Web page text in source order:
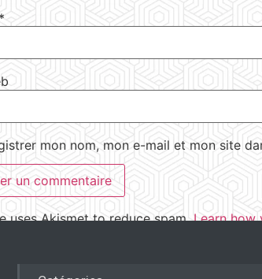
*
mon nom, mon e-mail et mon site
uses Akismet to reduce spam.Learn how